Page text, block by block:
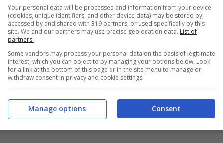
malattie trasmissibili.
i gatti: le novità in Friuli
‘pensato a tutto’: infatti la stessa Regione del
a coprire le spese di un proprietario di massimo tre
pagina social della Regione sono indicati tutti i
Your personal data will be processed and information from your device
(cookies, unique identifiers, and other device data) may be stored by,
accessed by and shared with 319 partners, or used specifically by this
site. We and our partners may use precise geolocation data. List of
partners.
Some vendors may process your personal data on the basis of legitimate
interest, which you can object to by managing your options below. Look
for a link at the bottom of this page or in the site menu to manage or
withdraw consent in privacy and cookie settings.
Consent
Manage options